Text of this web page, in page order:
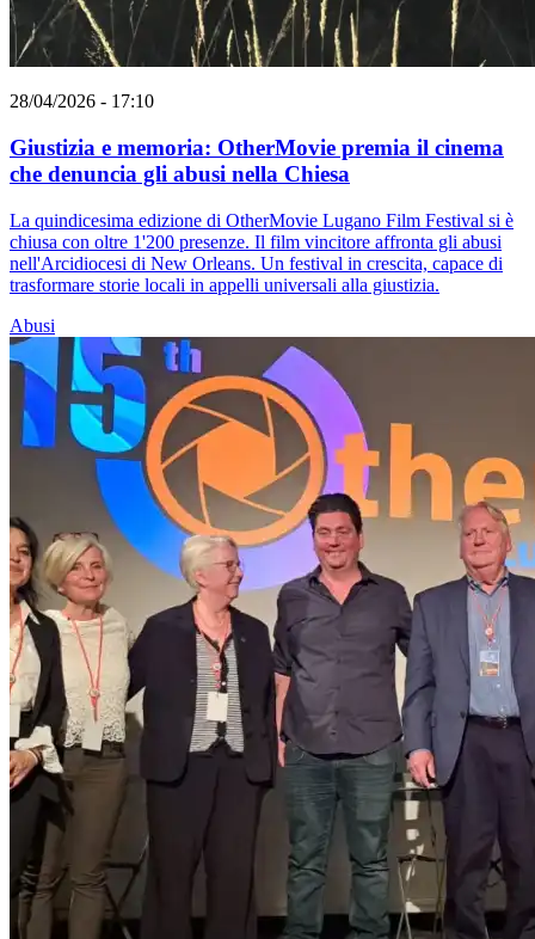
28/04/2026 - 17:10
Giustizia e memoria: OtherMovie premia il cinema
che denuncia gli abusi nella Chiesa
La quindicesima edizione di OtherMovie Lugano Film Festival si è
chiusa con oltre 1'200 presenze. Il film vincitore affronta gli abusi
nell'Arcidiocesi di New Orleans. Un festival in crescita, capace di
trasformare storie locali in appelli universali alla giustizia.
Abusi